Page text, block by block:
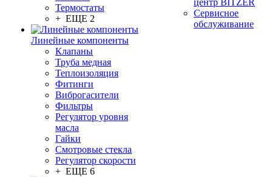
Термостаты
+ ЕЩЕ 2
Линейные компоненты
Клапаны
Труба медная
Теплоизоляция
Фитинги
Виброгасители
Фильтры
Регулятор уровня
масла
Гайки
Смотровые стекла
Регулятор скорости
+ ЕЩЕ 6
центр BITZER
Сервисное
обслуживание